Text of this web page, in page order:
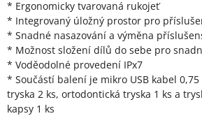
* Ergonomicky tvarovaná rukojeť
* Integrovaný úložný prostor pro
* Snadné nasazování a výměna
* Možnost složení dílů do sebe pro
* Voděodolné provedení IPx7
* Součástí balení je mikro USB kabel
tryska 2 ks, ortodontická tryska 1 ks a
kapsy 1 ks